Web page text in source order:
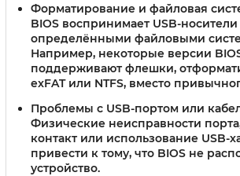
Форматирование и файловая
BIOS воспринимает USB-носители
определёнными файловыми
Например, некоторые версии
поддерживают флешки,
exFAT или NTFS, вместо
Проблемы с USB-портом или
Физические неисправности
контакт или использование USB-
привести к тому, что BIOS не
устройство.